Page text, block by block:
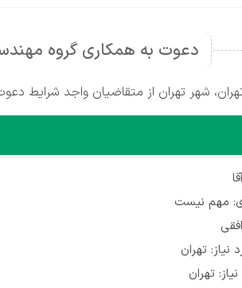
دعوت به همکاری گروه
شهر تهران از متقاضیان واجد شرایط
مهم نیست
نیاز: تهران
تهران